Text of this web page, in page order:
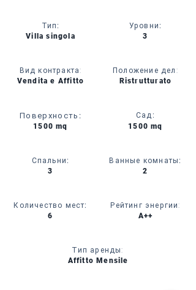
Тип:
Villa singola
Вид контракта:
Vendita e Affitto
Поверхность :
1500 mq
Спальни:
3
Количество мест:
6
Уровни:
3
Положение дел:
Ristrutturato
Сад:
1500 mq
Ванные комнаты:
2
Рейтинг энергии:
A++
Тип аренды:
Affitto Mensile